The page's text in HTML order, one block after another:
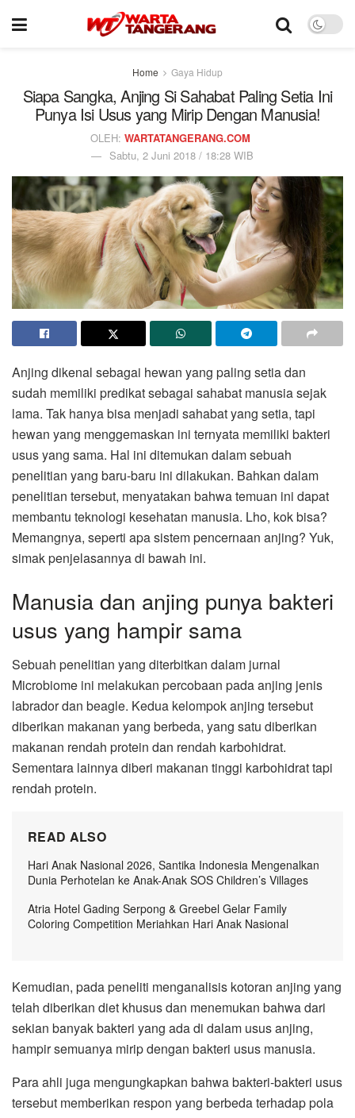
Home Gaya Hidup
Siapa Sangka, Anjing Si Sahabat Paling Setia Ini
Punya Isi Usus yang Mirip Dengan Manusia!
OLEH: WARTATANGERANG.COM
Sabtu, 2 Juni 2018 / 18:28 WIB
Anjing dikenal sebagai hewan yang paling setia dan
sudah memiliki predikat sebagai sahabat manusia sejak
lama. Tak hanya bisa menjadi sahabat yang setia, tapi
hewan yang menggemaskan ini ternyata memiliki bakteri
usus yang sama. Hal ini ditemukan dalam sebuah
penelitian yang baru-baru ini dilakukan. Bahkan dalam
penelitian tersebut, menyatakan bahwa temuan ini dapat
membantu teknologi kesehatan manusia. Lho, kok bisa?
Memangnya, seperti apa sistem pencernaan anjing? Yuk,
simak penjelasannya di bawah ini.
Manusia dan anjing punya bakteri
usus yang hampir sama
Sebuah penelitian yang diterbitkan dalam jurnal
Microbiome ini melakukan percobaan pada anjing jenis
labrador dan beagle. Kedua kelompok anjing tersebut
diberikan makanan yang berbeda, yang satu diberikan
makanan rendah protein dan rendah karbohidrat.
Sementara lainnya diberi makanan tinggi karbohidrat tapi
rendah protein.
READ ALSO
Hari Anak Nasional 2026, Santika Indonesia Mengenalkan
Dunia Perhotelan ke Anak-Anak SOS Children’s Villages
Atria Hotel Gading Serpong & Greebel Gelar Family
Coloring Competition Meriahkan Hari Anak Nasional
Kemudian, pada peneliti menganalisis kotoran anjing yang
telah diberikan diet khusus dan menemukan bahwa dari
sekian banyak bakteri yang ada di dalam usus anjing,
hampir semuanya mirip dengan bakteri usus manusia.
Para ahli juga mengungkapkan bahwa bakteri-bakteri usus
tersebut memberikan respon yang berbeda terhadap pola